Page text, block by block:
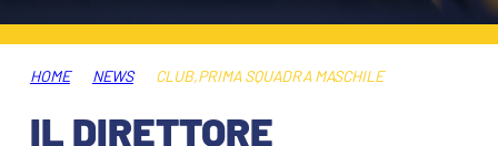
MUSEUM CLUB EXPERIENCE
BIGLIETTI
ABBONAMENTI
SHOP
HOME NEWS CLUB,PRIMA SQUADRA MASCHILE
IL DIRETTORE